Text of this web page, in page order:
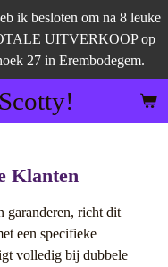
ik besloten om na 8 leuke
UITVERKOOP op
27 in Erembodegem.
Klanten
garanderen, richt dit
een specifieke
volledig bij dubbele